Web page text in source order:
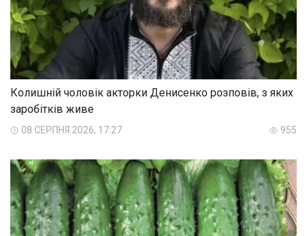
Колишній чоловік акторки Денисенко розповів, з яких
заробітків живе
08 СЕРПНЯ 2026, 17:27 955